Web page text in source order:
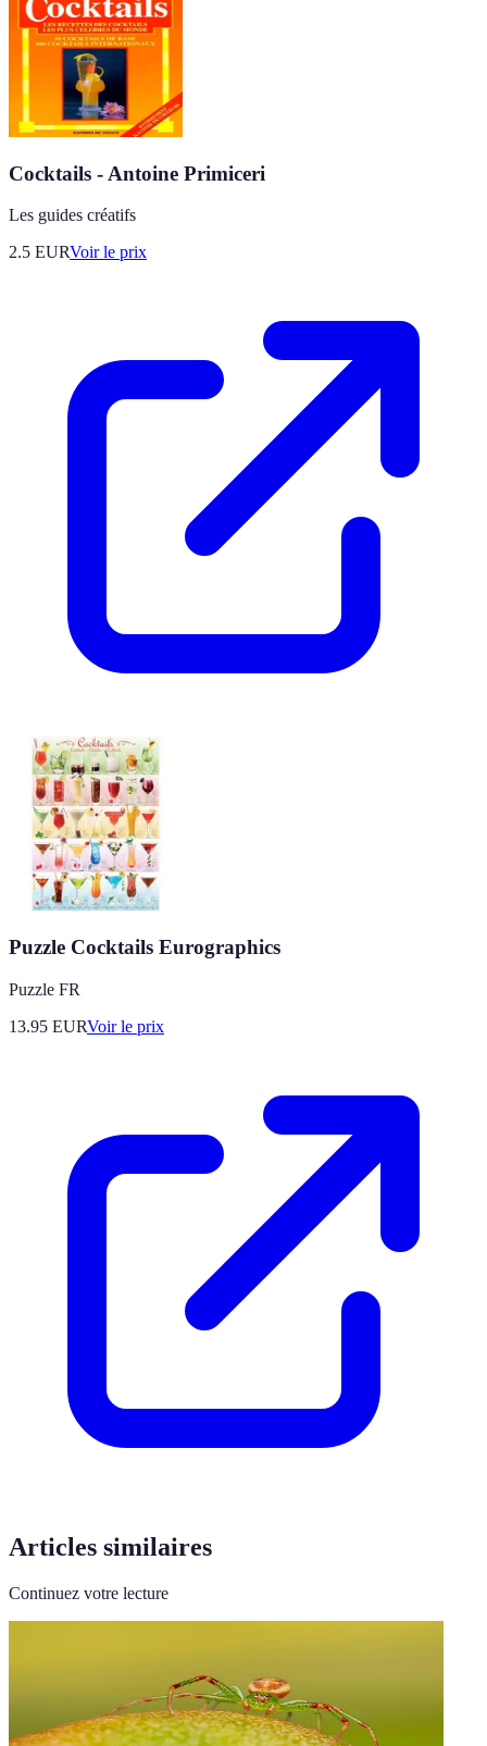
Cocktails - Antoine Primiceri
Les guides créatifs
2.5 EURVoir le prix
Puzzle Cocktails Eurographics
Puzzle FR
13.95 EURVoir le prix
Articles similaires
Continuez votre lecture